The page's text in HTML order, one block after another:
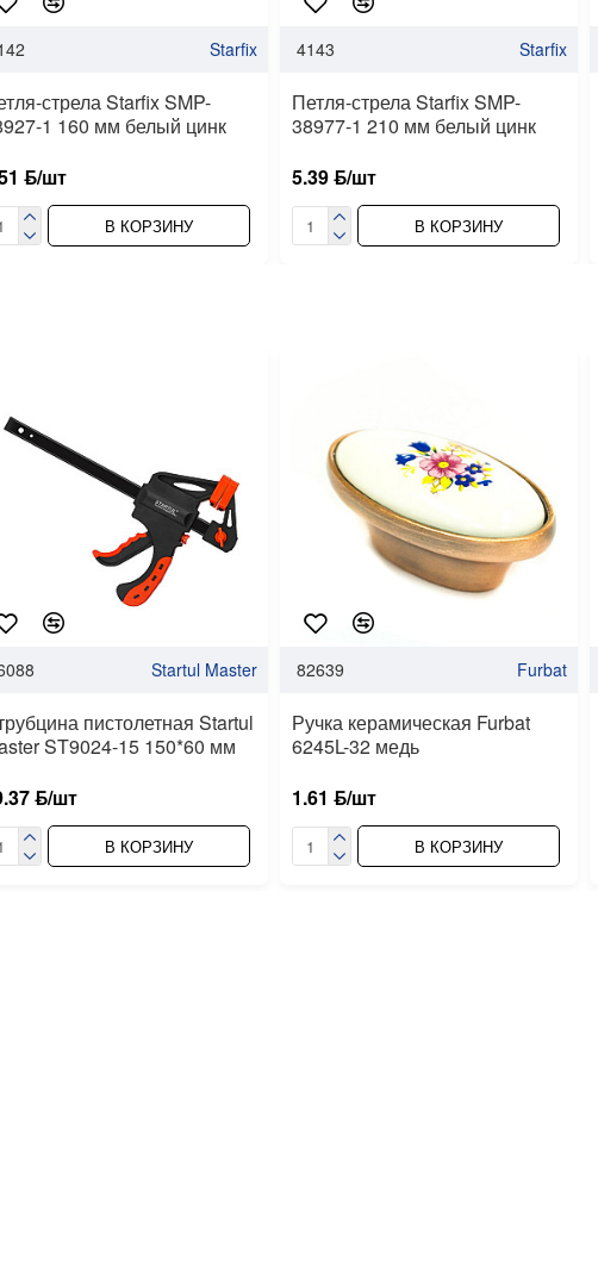
Starfix
стрела Starfix SMP-
1 160 мм белый цинк
ƃ/шт
В КОРЗИНУ
4143 Starfix
Петля-стрела Starfix SMP-
38977-1 210 мм белый цинк
5.39 ƃ/шт
В КОРЗИНУ
Startul Master
пистолетная Startul
ST9024-15 150*60 мм
ƃ/шт
В КОРЗИНУ
82639 Furbat
Ручка керамическая Furbat
6245L-32 медь
1.61 ƃ/шт
В КОРЗИНУ